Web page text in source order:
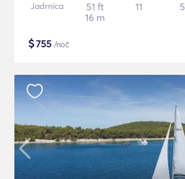
Jadrnica
51 ft
16 m
11 5
$755 /noč